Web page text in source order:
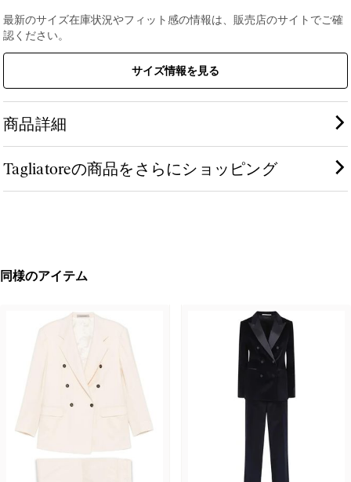
最新のサイズ在庫状況やフィット感の情報は、販売店のサイトでご確
認ください。
サイズ情報を見る
商品詳細
Tagliatoreの商品をさらにショッピング
同様のアイテム